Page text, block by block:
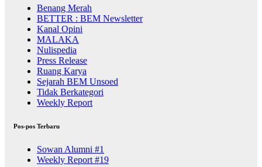
Benang Merah
BETTER : BEM Newsletter
Kanal Opini
MALAKA
Nulispedia
Press Release
Ruang Karya
Sejarah BEM Unsoed
Tidak Berkategori
Weekly Report
Pos-pos Terbaru
Sowan Alumni #1
Weekly Report #19